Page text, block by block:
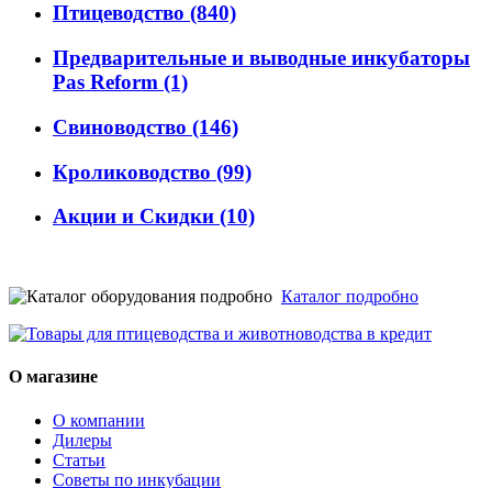
Птицеводство (840)
Предварительные и выводные инкубаторы
Pas Reform (1)
Свиноводство (146)
Кролиководство (99)
Акции и Скидки (10)
Каталог подробно
О магазине
О компании
Дилеры
Статьи
Советы по инкубации